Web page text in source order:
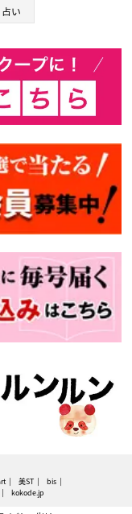
占い
美ST
bis
kokode.jp